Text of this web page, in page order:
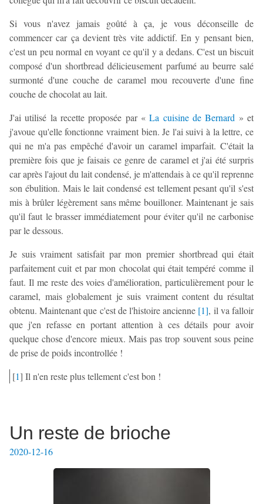
Si vous n'avez jamais goûté à ça, je vous déconseille de
commencer car ça devient très vite addictif. En y pensant bien,
c'est un peu normal en voyant ce qu'il y a dedans. C'est un biscuit
composé d'un shortbread délicieusement parfumé au beurre salé
surmonté d'une couche de caramel mou recouverte d'une fine
couche de chocolat au lait.
J'ai utilisé la recette proposée par «La cuisine de Bernard » et
j'avoue qu'elle fonctionne vraiment bien. Je l'ai suivi à la lettre, ce
qui ne m'a pas empêché d'avoir un caramel imparfait. C'était la
première fois que je faisais ce genre de caramel et j'ai été surpris
car après l'ajout du lait condensé, je m'attendais à ce qu'il reprenne
son ébulition. Mais le lait condensé est tellement pesant qu'il s'est
mis à brûler légèrement sans même bouilloner. Maintenant je sais
qu'il faut le brasser immédiatement pour éviter qu'il ne carbonise
par le dessous.
Je suis vraiment satisfait par mon premier shortbread qui était
parfaitement cuit et par mon chocolat qui était tempéré comme il
faut. Il me reste des voies d'amélioration, particulièrement pour le
caramel, mais globalement je suis vraiment content du résultat
obtenu. Maintenant que c'est de l'histoire ancienne [1], il va falloir
que j'en refasse en portant attention à ces détails pour avoir
quelque chose d'encore mieux. Mais pas trop souvent sous peine
de prise de poids incontrollée !
[1] Il n'en reste plus tellement c'est bon !
Un reste de brioche
2020-12-16